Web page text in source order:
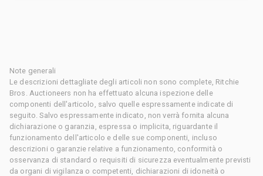
Note generali
Le descrizioni dettagliate degli articoli non sono complete, Ritchie
Bros. Auctioneers non ha effettuato alcuna ispezione delle
componenti dell'articolo, salvo quelle espressamente indicate di
seguito. Salvo espressamente indicato, non verrà fornita alcuna
dichiarazione o garanzia, espressa o implicita, riguardante il
funzionamento dell'articolo e delle sue componenti, incluso
descrizioni o garanzie relative a funzionamento, conformità o
osservanza di standard o requisiti di sicurezza eventualmente previsti
da organi di vigilanza o competenti, dichiarazioni di idoneità o